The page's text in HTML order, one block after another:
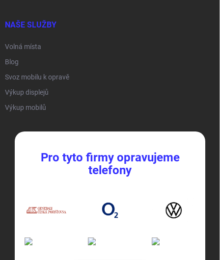
NAŠE SLUŽBY
Volná místa
Blog
Svoz mobilu k opravě
Výkup displejů
Výkup mobilů
Pro tyto firmy opravujeme
telefony